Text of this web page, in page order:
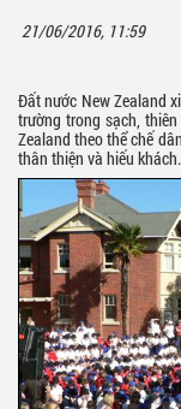
21/06/2016, 11:59
Đất nước New Zealand
trường trong sạch,
Zealand theo thể chế
thân thiện và hiếu khách.